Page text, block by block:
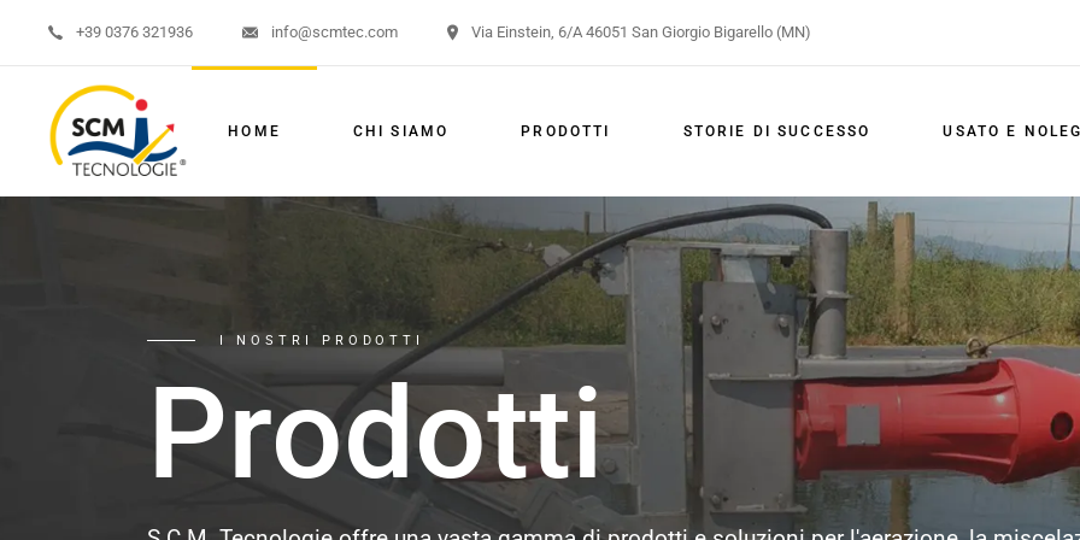
+39 0376 321936 info@scmtec.com Via Einstein, 6/A 46051 San Giorgio Bigarello (MN)
HOME CHI SIAMO PRODOTTI
Aerazione
Miscelazione
Pompaggio
STORIE DI SUCCESSO USATO E
Pompaggio
I NOSTRI PRODOTTI
Prodotti